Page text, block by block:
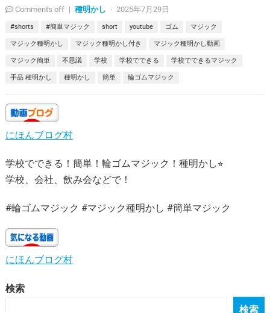
Comments off | 種明かし · 2025年7月29日
#shorts #簡単マジック short youtube ゴム マジック
マジック種明かし マジック種明かし付き マジック種明かし動画
マジック簡単 不思議 学校 学校でできる 学校でできるマジック
手品 種明かし 種明かし 簡単 輪ゴムマジック
にほんブログ村
学校でできる！簡単！輪ゴムマジック！種明かし⭐︎
学校、会社、飲み会などで！
#輪ゴムマジック #マジック種明かし #簡単マジック
にほんブログ村
検索
検索